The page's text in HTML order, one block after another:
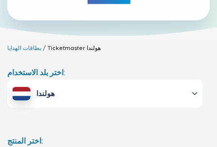
بطاقات الهدايا Ticketmaster هولندا
اختر بلد الاستخدام:
هولندا
اختر المنتج: